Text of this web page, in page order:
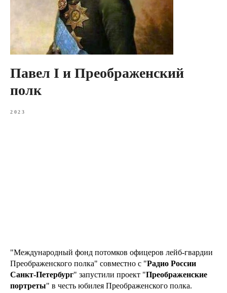
Павел I и Преображенский
полк
2023
"Международный фонд потомков офицеров лейб-гвардии
Преображенского полка" совместно с "Радио России
Санкт-Петербург" запустили проект "Преображенские
портреты" в честь юбилея Преображенского полка.